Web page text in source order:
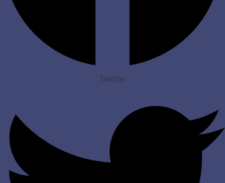
Twitter